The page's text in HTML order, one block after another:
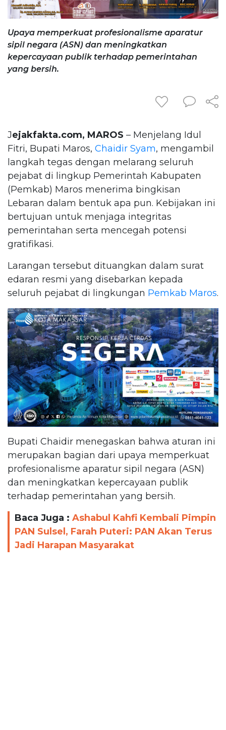
Upaya memperkuat profesionalisme aparatur
sipil negara (ASN) dan meningkatkan
kepercayaan publik terhadap pemerintahan
yang bersih.
Jejakfakta.com, MAROS – Menjelang Idul
Fitri, Bupati Maros, Chaidir Syam, mengambil
langkah tegas dengan melarang seluruh
pejabat di lingkup Pemerintah Kabupaten
(Pemkab) Maros menerima bingkisan
Lebaran dalam bentuk apa pun. Kebijakan ini
bertujuan untuk menjaga integritas
pemerintahan serta mencegah potensi
gratifikasi.
Larangan tersebut dituangkan dalam surat
edaran resmi yang disebarkan kepada
seluruh pejabat di lingkungan Pemkab Maros.
Bupati Chaidir menegaskan bahwa aturan ini
merupakan bagian dari upaya memperkuat
profesionalisme aparatur sipil negara (ASN)
dan meningkatkan kepercayaan publik
terhadap pemerintahan yang bersih.
Baca Juga : Ashabul Kahfi Kembali Pimpin
PAN Sulsel, Farah Puteri: PAN Akan Terus
Jadi Harapan Masyarakat